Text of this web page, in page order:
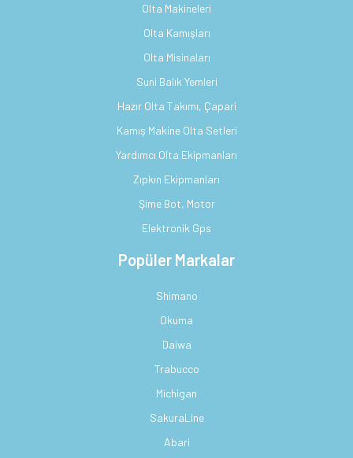
Olta Makineleri
Olta Kamışları
Olta Misinaları
Suni Balık Yemleri
Hazır Olta Takımı, Çapari
Kamış Makine Olta Setleri
Yardımcı Olta Ekipmanları
Zıpkın Ekipmanları
Şime Bot, Motor
Elektronik Gps
Popüler Markalar
Shimano
Okuma
Daiwa
Trabucco
Michigan
SakuraLine
Abari